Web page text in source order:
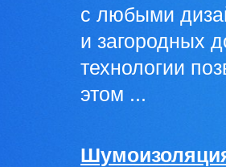
с любыми
и загородных
технологии
этом ...